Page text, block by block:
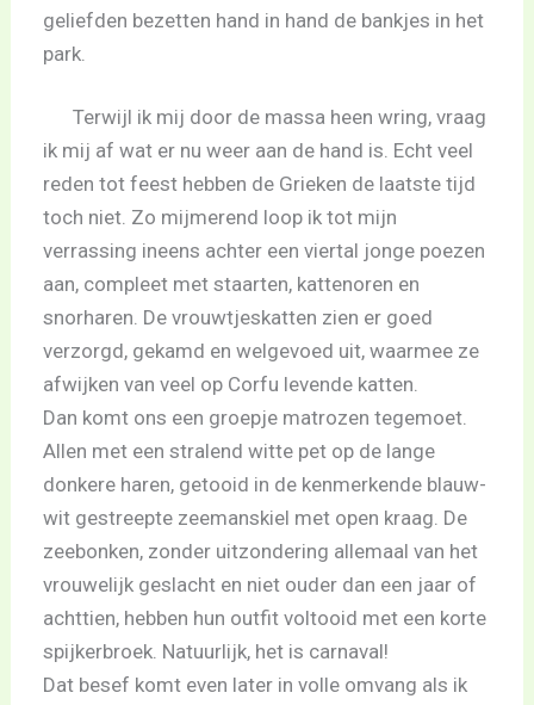
geliefden bezetten hand in hand de bankjes in het
park.
Terwijl ik mij door de massa heen wring, vraag
ik mij af wat er nu weer aan de hand is. Echt veel
reden tot feest hebben de Grieken de laatste tijd
toch niet. Zo mijmerend loop ik tot mijn
verrassing ineens achter een viertal jonge poezen
aan, compleet met staarten, kattenoren en
snorharen. De vrouwtjeskatten zien er goed
verzorgd, gekamd en welgevoed uit, waarmee ze
afwijken van veel op Corfu levende katten.
Dan komt ons een groepje matrozen tegemoet.
Allen met een stralend witte pet op de lange
donkere haren, getooid in de kenmerkende blauw-
wit gestreepte zeemanskiel met open kraag. De
zeebonken, zonder uitzondering allemaal van het
vrouwelijk geslacht en niet ouder dan een jaar of
achttien, hebben hun outfit voltooid met een korte
spijkerbroek. Natuurlijk, het is carnaval!
Dat besef komt even later in volle omvang als ik